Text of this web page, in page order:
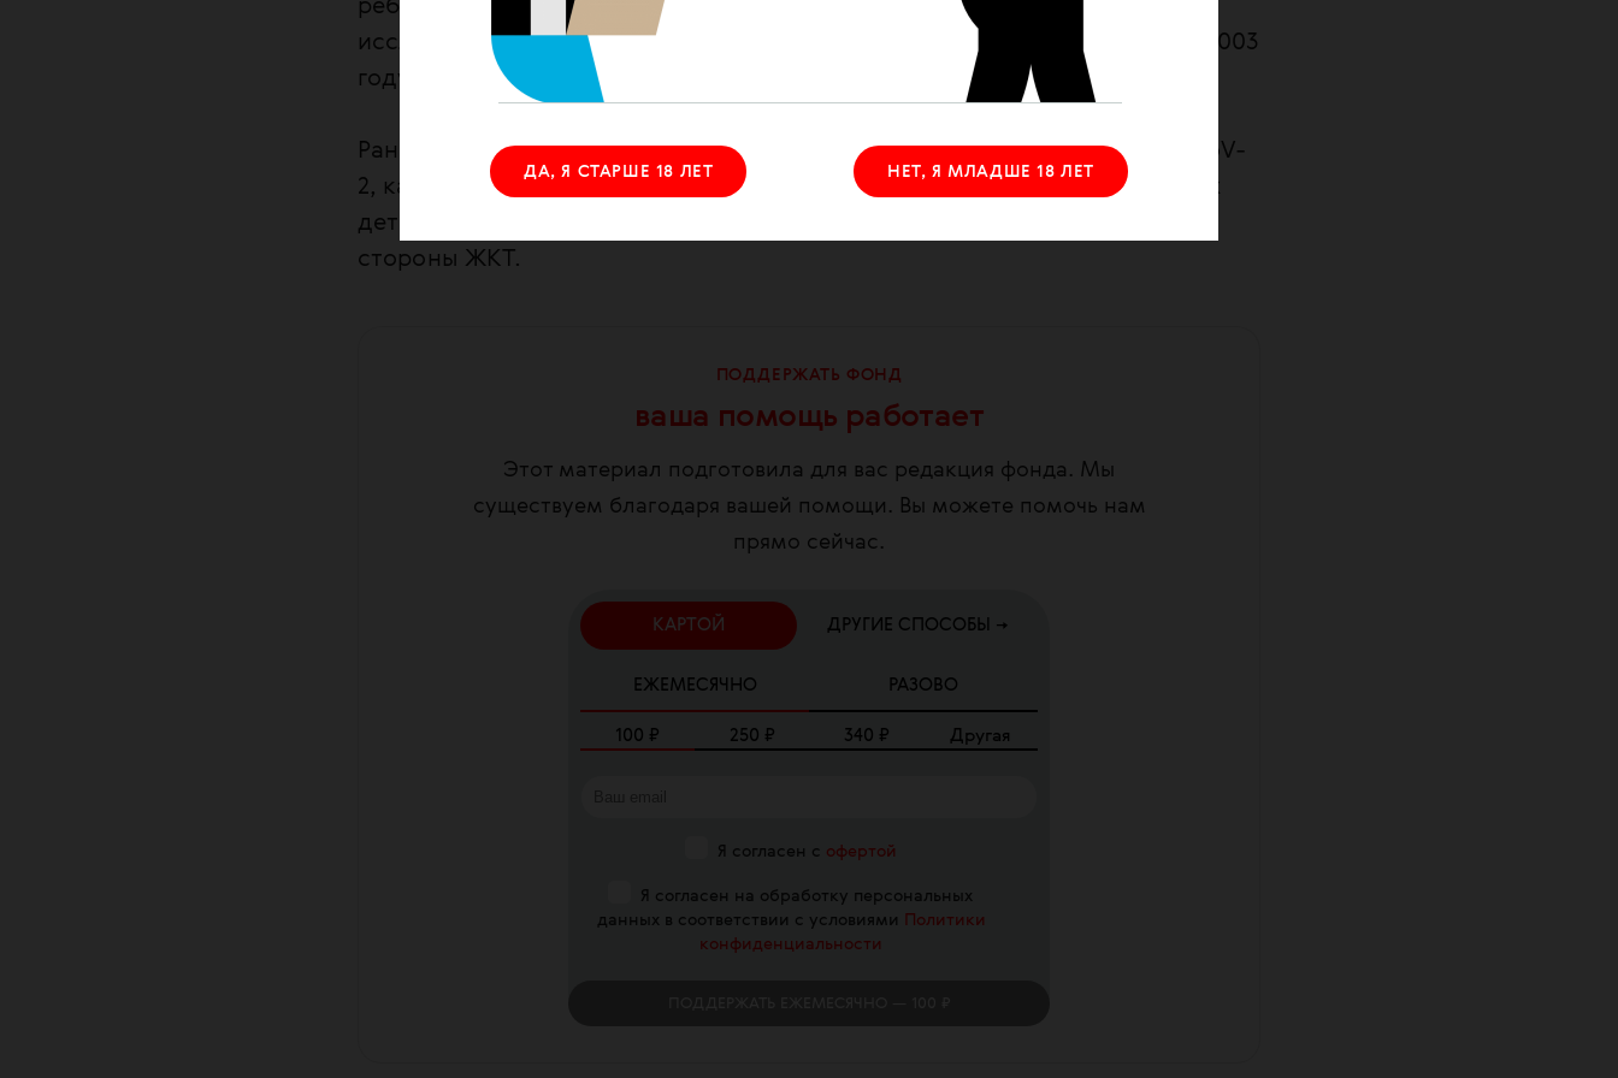
ДА, Я СТАРШЕ 18 ЛЕТ НЕТ, Я МЛАДШЕ 18 ЛЕТ
ребенку в утробе. Такие же результаты были получены в ходе различных
исследований во время эпидемий других типов коронавируса — SARS в 2003
году и MERS в 2012 году.
Ранее ученыесообщали, что у детей такие же шансы заразиться SARS-CoV-
2, как и у взрослых, однако инфекция у них протекает легче. У некоторых
детей инфекция протекает без симптомов или в виде расстройств со
стороны ЖКТ.
ПОДДЕРЖАТЬ ФОНД
ваша помощь работает
Этот материал подготовила для вас редакция фонда. Мы
существуем благодаря вашей помощи. Вы можете помочь нам
прямо сейчас.
КАРТОЙ ДРУГИЕ СПОСОБЫ →
ЕЖЕМЕСЯЧНО РАЗОВО
100 ₽ 250 ₽ 340 ₽ Другая
Я согласен с офертой
Я согласен на обработку персональных
данных в соответствии с условиями
Политики
конфиденциальности